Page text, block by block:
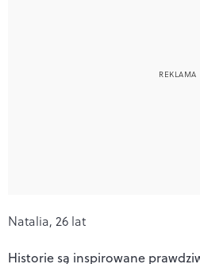
Natalia, 26 lat
Historie są inspirowane